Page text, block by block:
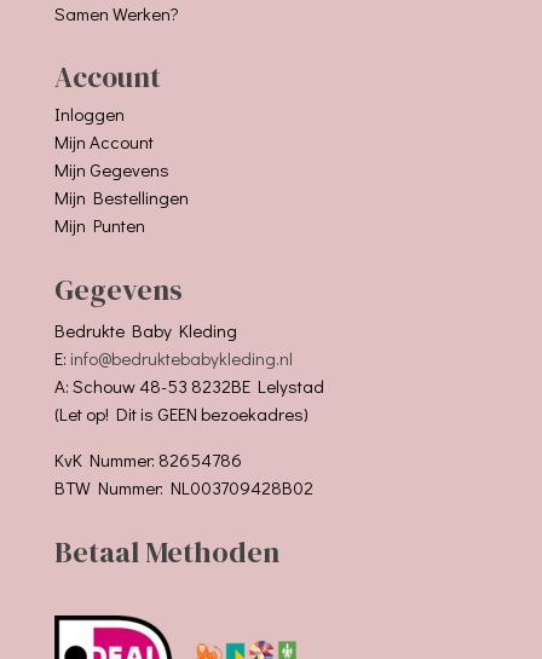
Samen Werken?
Account
Inloggen
Mijn Account
Mijn Gegevens
Mijn Bestellingen
Mijn Punten
Gegevens
Bedrukte Baby Kleding
E: info@bedruktebabykleding.nl
A: Schouw 48-53 8232BE Lelystad
(Let op! Dit is GEEN bezoekadres)
KvK Nummer: 82654786
BTW Nummer: NL003709428B02
Betaal Methoden